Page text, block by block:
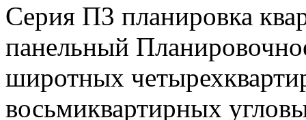
Серия П3 планировка
панельный
широтных
восьмиквартирных